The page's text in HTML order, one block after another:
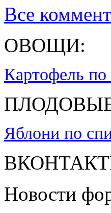
Все
ОВОЩИ:
Картофель по
Яблони по
Новости